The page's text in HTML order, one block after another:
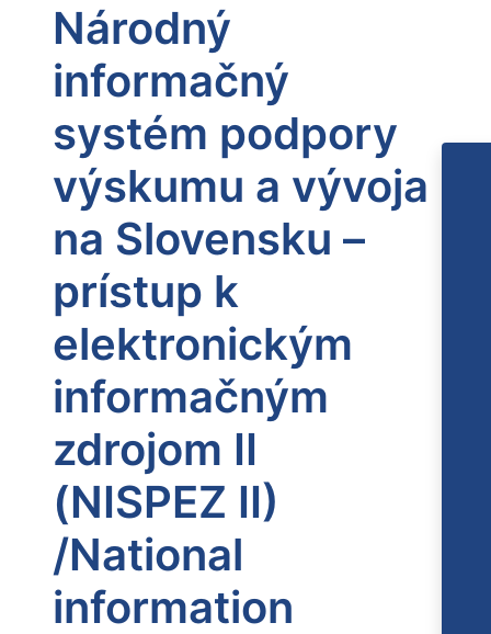
Národný
informačný
systém podpory
výskumu a vývoja
na Slovensku –
prístup k
elektronickým
informačným
zdrojom II
(NISPEZ II)
/National
information